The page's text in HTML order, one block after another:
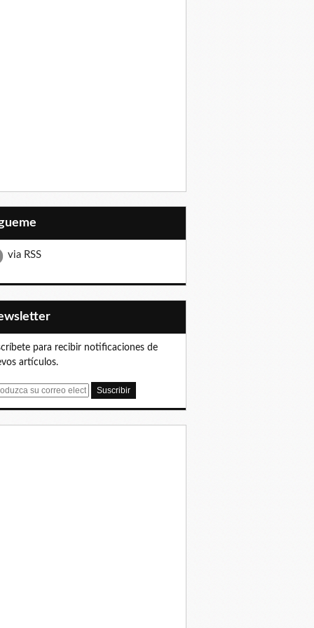
via RSS
para recibir notificaciones de
artículos.